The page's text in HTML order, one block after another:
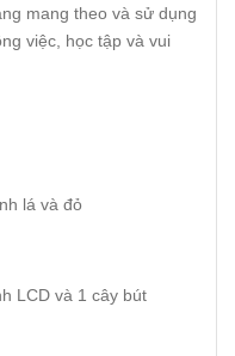
mang theo và sử dụng
việc, học tập và vui
lá và đỏ
LCD và 1 cây bút